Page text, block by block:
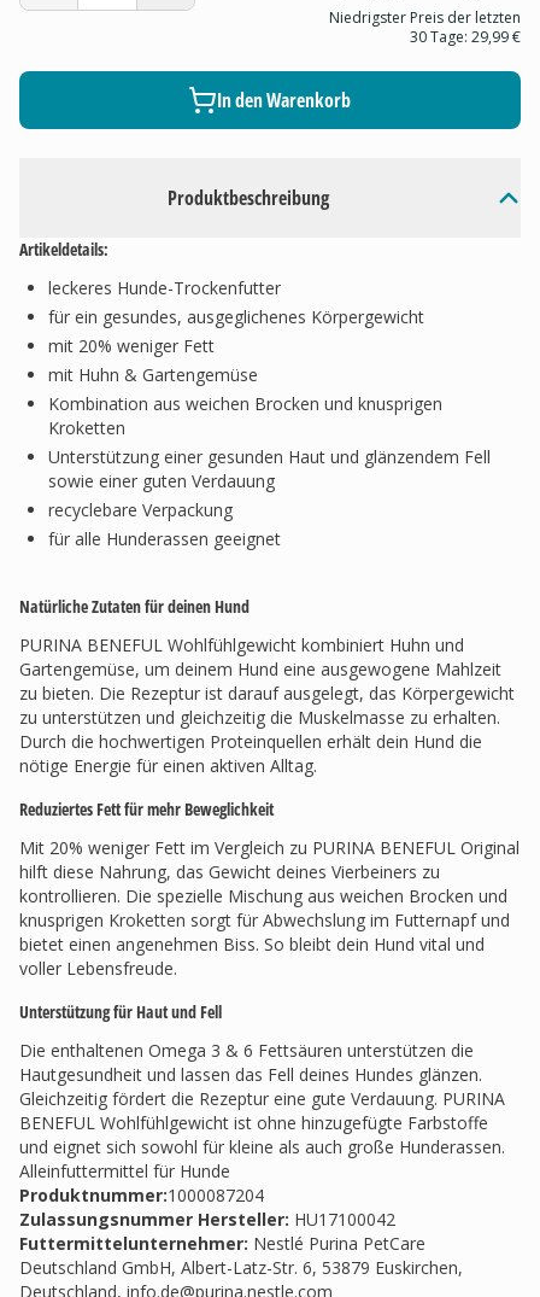
Produktbeschreibung
Artikeldetails:
leckeres Hunde-Trockenfutter
für ein gesundes, ausgeglichenes Körpergewicht
mit 20% weniger Fett
mit Huhn & Gartengemüse
Kombination aus weichen Brocken und knusprigen
Kroketten
Unterstützung einer gesunden Haut und glänzendem Fell
sowie einer guten Verdauung
recyclebare Verpackung
für alle Hunderassen geeignet
Natürliche Zutaten für deinen Hund
PURINA BENEFUL Wohlfühlgewicht kombiniert Huhn und
Gartengemüse, um deinem Hund eine ausgewogene Mahlzeit
zu bieten. Die Rezeptur ist darauf ausgelegt, das Körpergewicht
zu unterstützen und gleichzeitig die Muskelmasse zu erhalten.
Durch die hochwertigen Proteinquellen erhält dein Hund die
nötige Energie für einen aktiven Alltag.
Reduziertes Fett für mehr Beweglichkeit
Mit 20% weniger Fett im Vergleich zu PURINA BENEFUL Original
hilft diese Nahrung, das Gewicht deines Vierbeiners zu
kontrollieren. Die spezielle Mischung aus weichen Brocken und
knusprigen Kroketten sorgt für Abwechslung im Futternapf und
bietet einen angenehmen Biss. So bleibt dein Hund vital und
voller Lebensfreude.
Unterstützung für Haut und Fell
Die enthaltenen Omega 3 & 6 Fettsäuren unterstützen die
Hautgesundheit und lassen das Fell deines Hundes glänzen.
Gleichzeitig fördert die Rezeptur eine gute Verdauung. PURINA
BENEFUL Wohlfühlgewicht ist ohne hinzugefügte Farbstoffe
und eignet sich sowohl für kleine als auch große Hunderassen.
Alleinfuttermittel für Hunde
Produktnummer:1000087204
Zulassungsnummer Hersteller: HU17100042
Futtermittelunternehmer: Nestlé Purina PetCare
Deutschland GmbH, Albert-Latz-Str. 6, 53879 Euskirchen,
Deutschland, info.de@purina.nestle.com
Niedrigster Preis der letzten
30 Tage: 29,99 €
In den Warenkorb